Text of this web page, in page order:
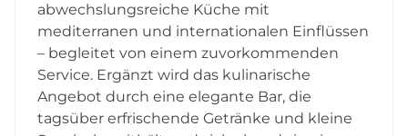
abwechslungsreiche Küche mit
mediterranen und internationalen Einflüssen
– begleitet von einem zuvorkommenden
Service. Ergänzt wird das kulinarische
Angebot durch eine elegante Bar, die
tagsüber erfrischende Getränke und kleine